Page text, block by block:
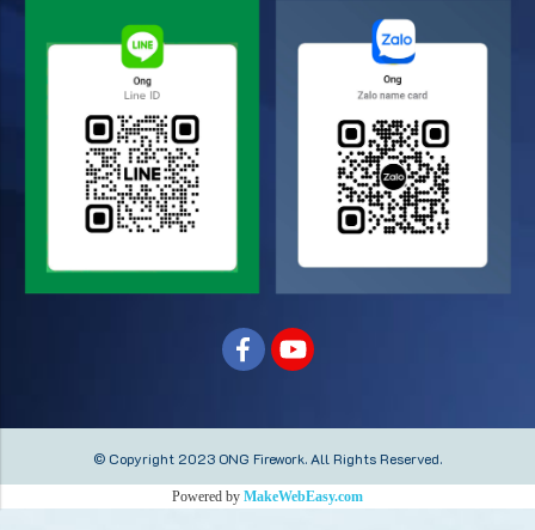
© Copyright 2023 ONG Firework.All Rights Reserved.
Powered by MakeWebEasy.com